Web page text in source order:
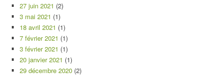
27 juin 2021 (2)
3 mai 2021 (1)
18 avril 2021 (1)
7 février 2021 (1)
3 février 2021 (1)
20 janvier 2021 (1)
29 décembre 2020 (2)